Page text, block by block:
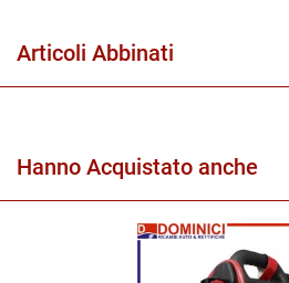
Articoli Abbinati
Hanno Acquistato anche